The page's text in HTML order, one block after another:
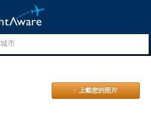
↑ 上載您的照片